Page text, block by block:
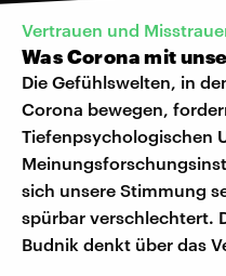
Vertrauen und
Was Corona mit
Die Gefühlswelten, in
Corona bewegen,
Tiefenpsychologischen
sich unsere Stimmung
spürbar verschlechtert.
Budnik denkt über das